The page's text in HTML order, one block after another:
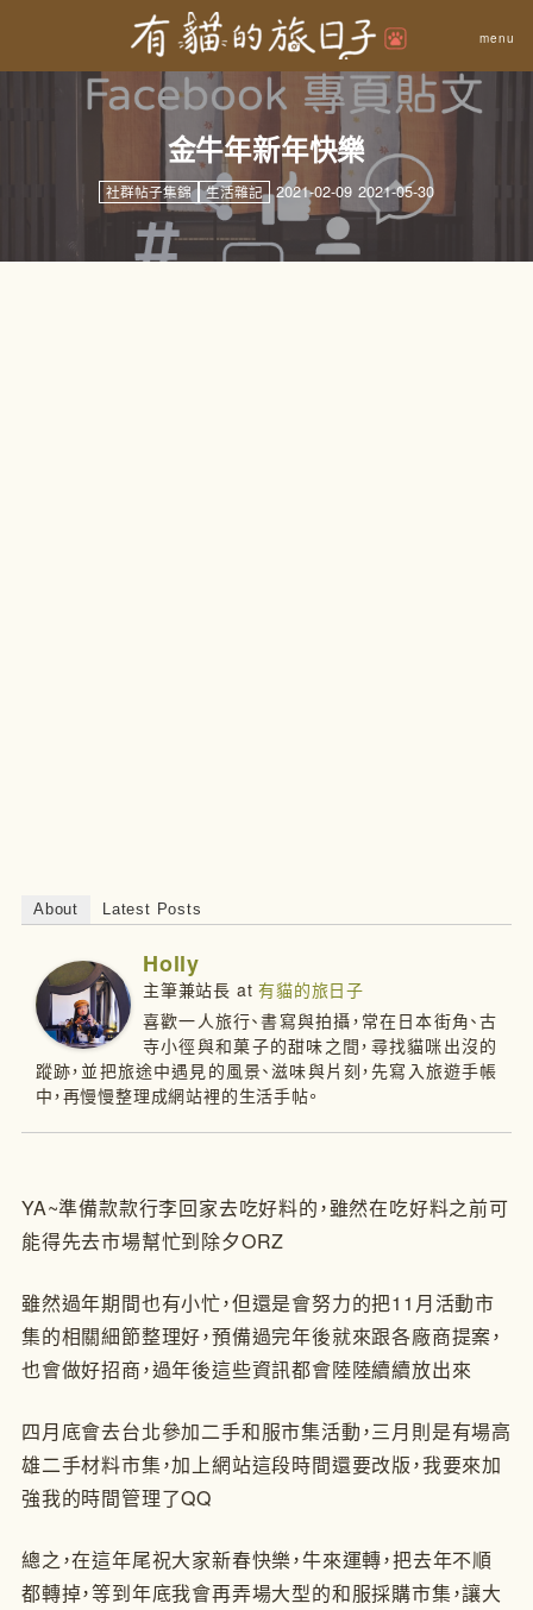
金牛年新年快樂
2021-02-09 2021-05-30
社群帖子集錦 生活雜記
38
About Latest Posts
Holly
主筆兼站長 at有貓的旅日子
喜歡一人旅行、書寫與拍攝，常在日本街角、古
寺小徑與和菓子的甜味之間，尋找貓咪出沒的
蹤跡，並把旅途中遇見的風景、滋味與片刻，先寫入旅遊手帳
中，再慢慢整理成網站裡的生活手帖。
YA~準備款款行李回家去吃好料的，雖然在吃好料之前可
能得先去市場幫忙到除夕ORZ
雖然過年期間也有小忙，但還是會努力的把11月活動市
集的相關細節整理好，預備過完年後就來跟各廠商提案，
也會做好招商，過年後這些資訊都會陸陸續續放出來
四月底會去台北參加二手和服市集活動，三月則是有場高
雄二手材料市集，加上網站這段時間還要改版，我要來加
強我的時間管理了QQ
總之，在這年尾祝大家新春快樂，牛來運轉，把去年不順
都轉掉，等到年底我會再弄場大型的和服採購市集，讓大